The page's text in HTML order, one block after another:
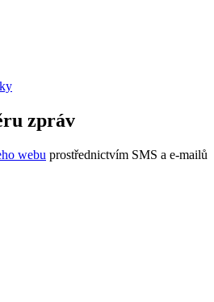
zpráv
webu prostřednictvím SMS a e-mailů